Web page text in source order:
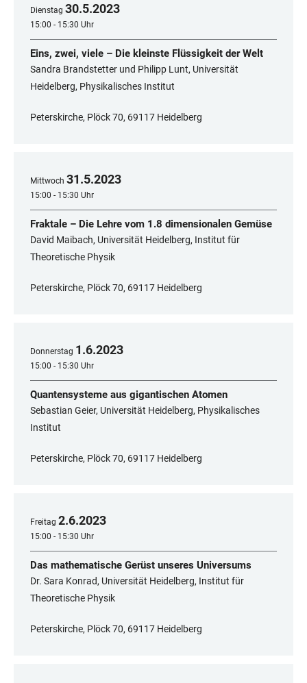
Dienstag 30.5.2023
15:00 - 15:30 Uhr
Eins, zwei, viele – Die kleinste Flüssigkeit der Welt
Sandra Brandstetter und Philipp Lunt, Universität
Heidelberg, Physikalisches Institut
Peterskirche, Plöck 70, 69117 Heidelberg
Mittwoch 31.5.2023
15:00 - 15:30 Uhr
Fraktale – Die Lehre vom 1.8 dimensionalen Gemüse
David Maibach, Universität Heidelberg, Institut für
Theoretische Physik
Peterskirche, Plöck 70, 69117 Heidelberg
Donnerstag 1.6.2023
15:00 - 15:30 Uhr
Quantensysteme aus gigantischen Atomen
Sebastian Geier, Universität Heidelberg, Physikalisches
Institut
Peterskirche, Plöck 70, 69117 Heidelberg
Freitag 2.6.2023
15:00 - 15:30 Uhr
Das mathematische Gerüst unseres Universums
Dr. Sara Konrad, Universität Heidelberg, Institut für
Theoretische Physik
Peterskirche, Plöck 70, 69117 Heidelberg